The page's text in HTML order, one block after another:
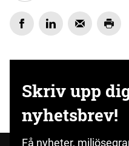
Skriv upp
nyhetsbrev!
Få nyheter,